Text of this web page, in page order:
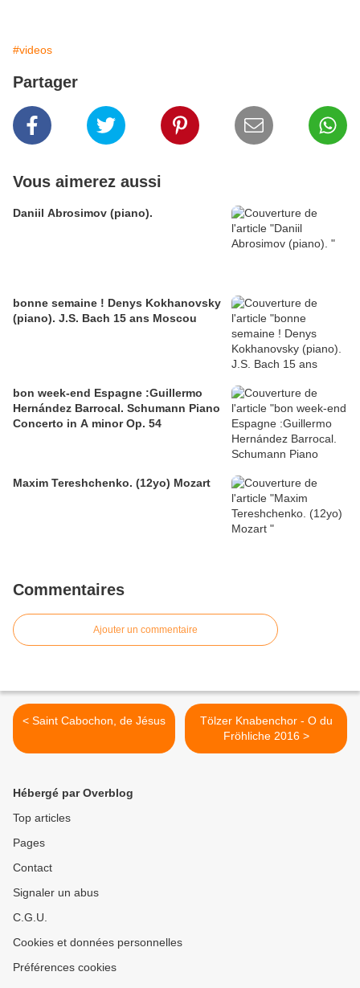
#videos
Partager
Vous aimerez aussi
Daniil Abrosimov (piano).
bonne semaine ! Denys Kokhanovsky
(piano). J.S. Bach 15 ans Moscou
bon week-end Espagne :Guillermo
Hernández Barrocal. Schumann Piano
Concerto in A minor Op. 54
Maxim Tereshchenko. (12yo) Mozart
Commentaires
Ajouter un commentaire
< Saint Cabochon, de Jésus
Tölzer Knabenchor - O du
Fröhliche 2016 >
Hébergé par Overblog
Top articles
Pages
Contact
Signaler un abus
C.G.U.
Cookies et données personnelles
Préférences cookies